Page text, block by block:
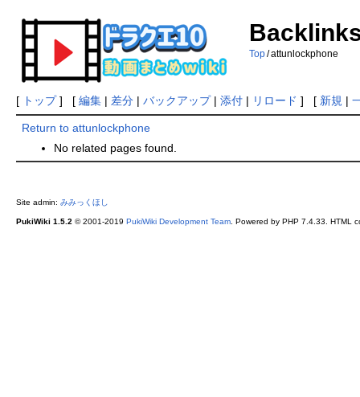
Top /attunlockphone
[ トップ] [ 編集| 差分| バックアップ| 添付| リロード ] [ 新規 |
Return to attunlockphone
No related pages found.
Site admin: みみっくほし
PukiWiki 1.5.2 © 2001-2019 PukiWiki Development Team. Powered by PHP 7.4.33. HTML